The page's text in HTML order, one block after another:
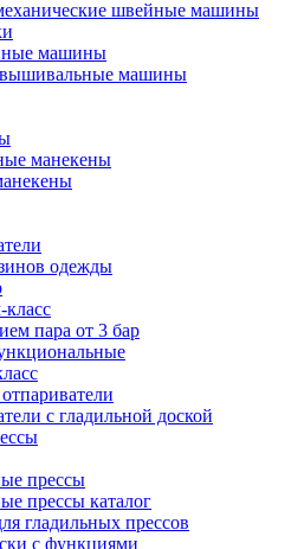
швейные машины
машины
машины
манекены
одежды
пара от 3 бар
с гладильной доской
прессы
прессы каталог
гладильных прессов
с функциями